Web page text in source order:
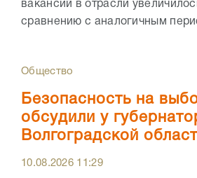
вакансий в отрасли
сравнению с аналогичным
Общество
Безопасность на
обсудили у
Волгоградской
10.08.2026 11:29